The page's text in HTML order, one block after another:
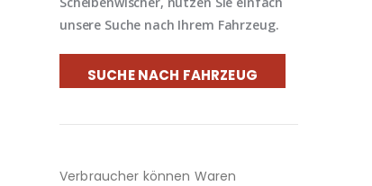
unsere Suche nach Ihrem Fahrzeug.
SUCHE NACH FAHRZEUG
Verbraucher können Waren